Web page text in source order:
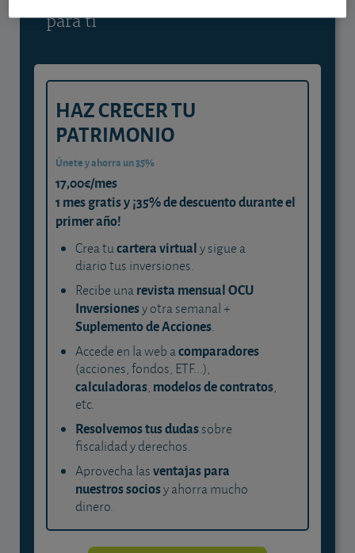
para ti
HAZ CRECER TU
PATRIMONIO
Únete y ahorra un 35%
17,00€/mes
1 mes gratis y ¡35% de descuento durante el
primer año!
Crea tucartera virtualy sigue a
diario tus inversiones.
Recibe unarevista mensual OCU
Inversionesy otra semanal +
Suplemento de Acciones.
Accede en la web acomparadores
(acciones, fondos, ETF...),
calculadoras, modelos de contratos,
etc.
Resolvemos tus dudassobre
fiscalidad y derechos.
Aprovecha lasventajas para
nuestros sociosy ahorra mucho
dinero.